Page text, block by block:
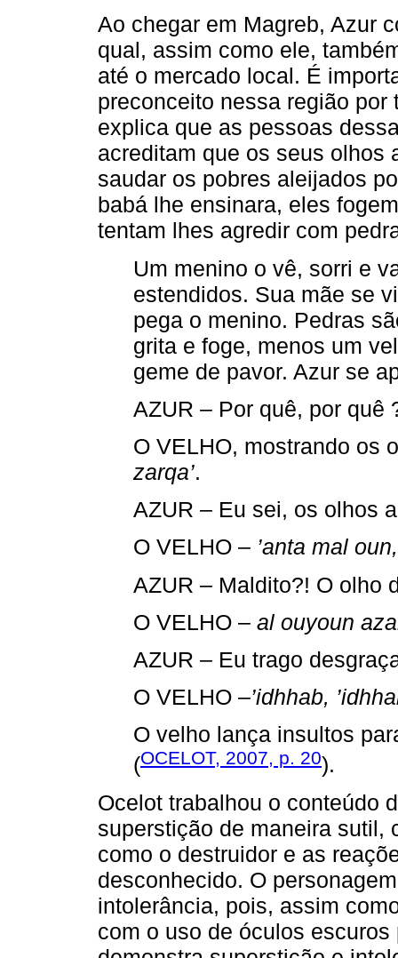
Ao chegar em Magreb, Azur
qual, assim como ele,
até o mercado local. É
preconceito nessa região
explica que as pessoas
acreditam que os seus olhos
saudar os pobres aleijados
babá lhe ensinara, eles
tentam lhes agredir com
Um menino o vê, sorri e
estendidos. Sua mãe se
pega o menino. Pedras
grita e foge, menos um
geme de pavor. Azur se
AZUR – Por quê, por quê
O VELHO, mostrando os
zarqa’.
AZUR – Eu sei, os olhos
O VELHO – ’anta mal
AZUR – Maldito?! O olho
O VELHO – al ouyoun
AZUR – Eu trago
O VELHO –’idhhab,
O velho lança insultos
(OCELOT, 2007, p. 20).
Ocelot trabalhou o conteúdo
superstição de maneira sutil,
como o destruidor e as
desconhecido. O
intolerância, pois, assim
com o uso de óculos